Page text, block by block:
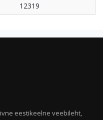
12319
eestikeelne veebileht,